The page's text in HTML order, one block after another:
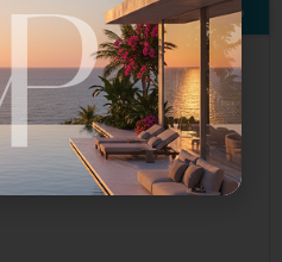
למכירה